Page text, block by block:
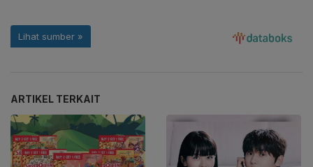
ARTIKEL TERKAIT